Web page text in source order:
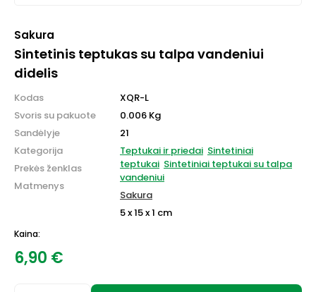
Sakura
Sintetinis teptukas su talpa vandeniui
didelis
Kodas
Svoris su pakuote
Sandėlyje
Kategorija
Prekės ženklas
Matmenys
XQR-L
0.006 Kg
21
Teptukai ir priedai Sintetiniai
teptukai Sintetiniai teptukai su talpa
vandeniui
Sakura
5 x 15 x 1 cm
Kaina:
6,90 €